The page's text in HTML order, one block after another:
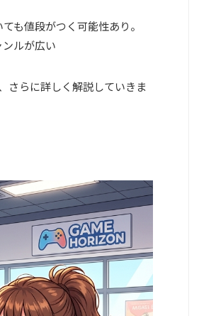
も値段がつく可能性あり。
ルが広い
さらに詳しく解説していきま